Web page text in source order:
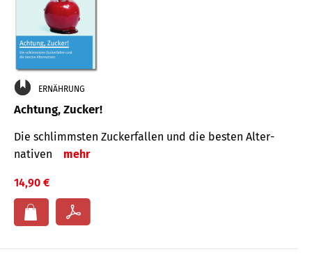
ERNÄHRUNG
Achtung, Zucker!
Die schlimmsten Zucker­fallen und die besten Alter­
nativen
mehr
14,90 €